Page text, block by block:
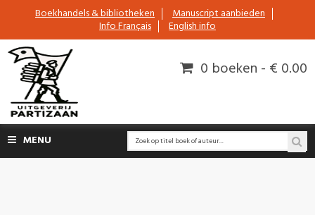
Boekhandels & bibliotheken Manuscript aanbieden
Info Français English info
0 boeken - € 0.00
MENU